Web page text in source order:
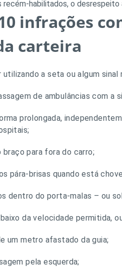
habilitados, o
infrações
carteira
utilizando a seta ou algum
de ambulâncias com a
prolongada,
braço para fora do carro;
pára-brisas quando está
dentro do porta-malas – ou
da velocidade permitida,
um metro afastado da guia;
pela esquerda;